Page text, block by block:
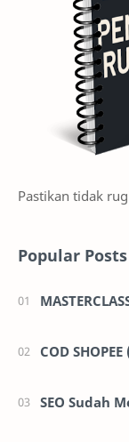
Pastikan tidak
Popular Posts
COD
SEO Sudah